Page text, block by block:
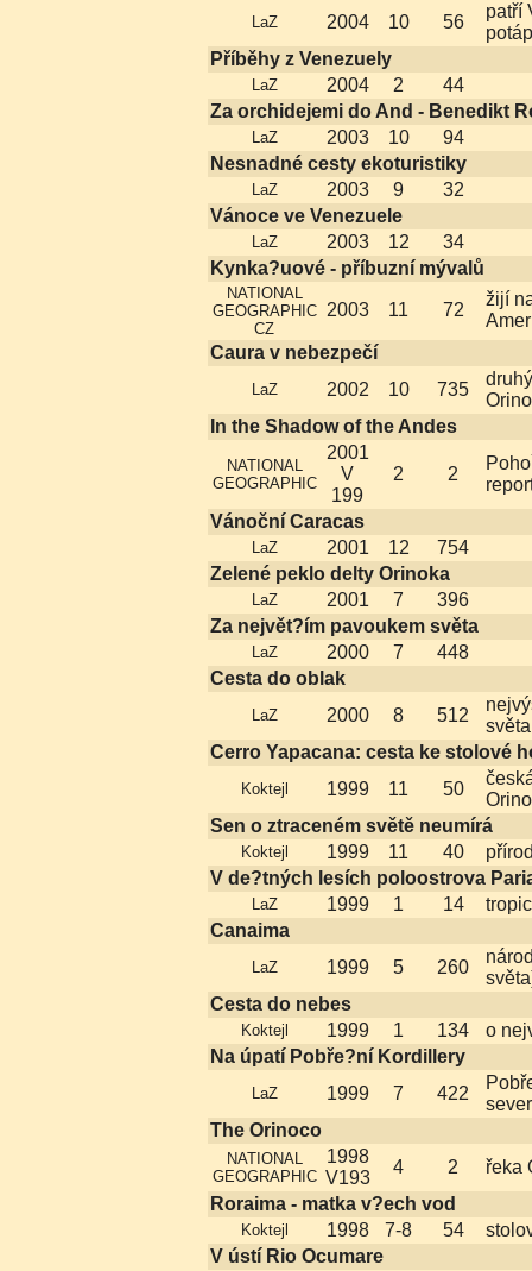
LaZ 2004 10 56
patří
Příběhy z Venezuely
LaZ 2004 2
44
Za orchidejemi do And - Benedikt
LaZ 2003 10
94
Nesnadné cesty ekoturistiky
LaZ 2003 9
32
Vánoce ve Venezuele
LaZ 2003 12
34
Kynka?uové - příbuzní mývalů
NATIONAL
GEOGRAPHIC
CZ
2003 11 72
žijí
Caura v nebezpečí
LaZ 2002 10 735
In the Shadow of the Andes
NATIONAL
GEOGRAPHIC
2001
V
199
2 2
Vánoční Caracas
LaZ 2001 12
754
Zelené peklo delty Orinoka
LaZ 2001 7
396
Za největ?ím pavoukem světa
LaZ 2000 7
448
Cesta do oblak
LaZ 2000 8 512
světa
Cerro Yapacana: cesta ke stolové
Koktejl 1999 11 50
Sen o ztraceném světě neumírá
Koktejl 1999 11 40
V de?tných lesích poloostrova
LaZ 1999 1 14
Canaima
LaZ 1999 5 260
Cesta do nebes
Koktejl 1999 1 134
o
Na úpatí Pobře?ní Kordillery
LaZ 1999 7 422
The Orinoco
NATIONAL
GEOGRAPHIC
1998
V193
4 2
řeka
Roraima - matka v?ech vod
Koktejl 1998 7-8 54
V ústí Rio Ocumare